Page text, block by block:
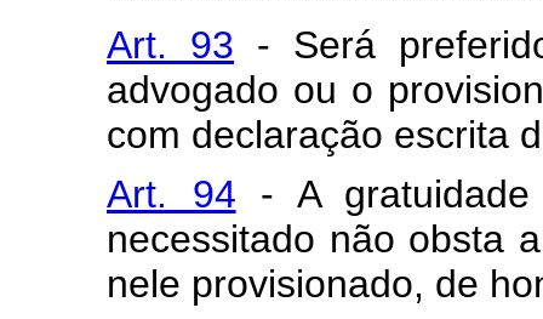
Art. 93 - Será
advogado ou o
com declaração escrita
Art. 94 - A
necessitado não obsta
nele provisionado, de